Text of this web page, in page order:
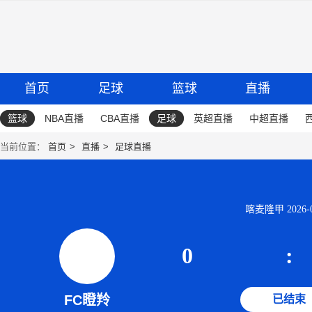
首页 足球 篮球 直播
篮球 NBA直播 CBA直播 足球 英超直播 中超直播
当前位置： 首页 直播 足球直播
喀麦隆甲 2026-
FC瞪羚
0 :
已结束